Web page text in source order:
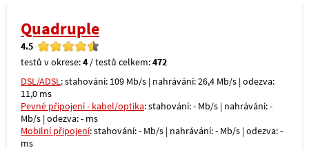
Quadruple
4.5
testů v okrese:4 / testů celkem:472
DSL/ADSL: stahování: 109 Mb/s | nahrávání: 26,4 Mb/s | odezva:
11,0 ms
Pevné připojení - kabel/optika: stahování: - Mb/s | nahrávání: -
Mb/s | odezva: - ms
Mobilní připojení: stahování: - Mb/s | nahrávání: - Mb/s | odezva: -
ms